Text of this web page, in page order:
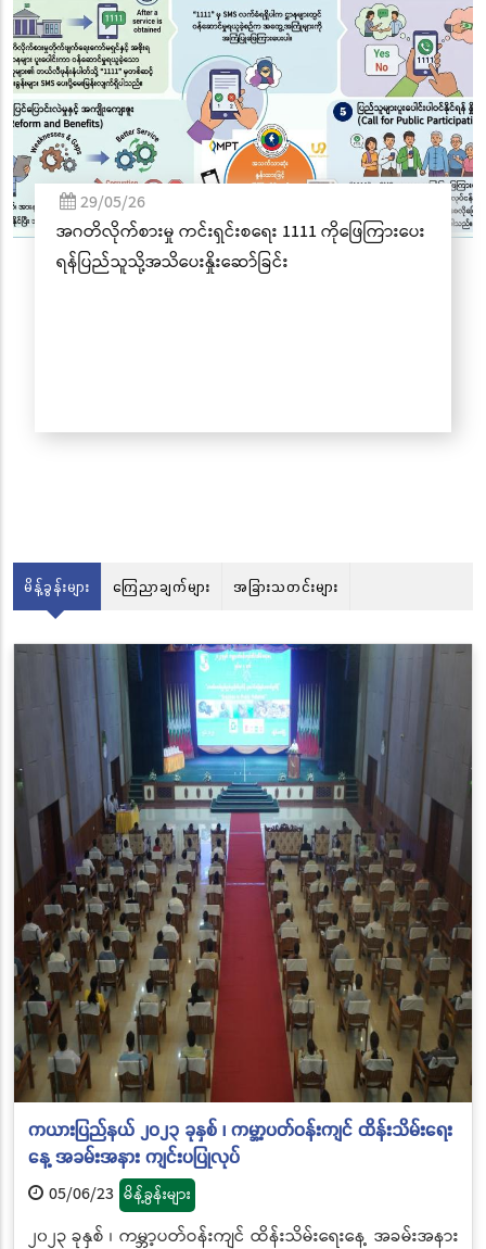
ဘုံကထိန် အလှူတော်မင်္ဂလာအခမ်းအနား ကျင်းပ
မိန့်ခွန်းများ ကြေညာချက်များ အခြားသတင်းများ
ကယားပြည်နယ် ၂၀၂၃ ခုနှစ် ၊ ကမ္ဘာ့ပတ်ဝန်းကျင် ထိန်းသိမ်းရေး
နေ့ အခမ်းအနား ကျင်းပပြုလုပ်
05/06/23 မိန့်ခွန်းများ
၂၀၂၃ ခုနှစ် ၊ ကမ္ဘာ့ပတ်ဝန်းကျင် ထိန်းသိမ်းရေးနေ့ အခမ်းအနား